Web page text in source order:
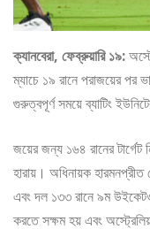
ক্যানবেরা, ফেব্রুয়ারি ১৯:
ম্যাচে ১৯ রানে পরাজয়ের পর
গুরুত্বপূর্ণ সময়ে ব্যাটিং
জয়ের জন্য ১৬৪ রানের টার্গেট
হারায়। অধিনায়ক
এবং দল ১৩৩ রানে ৯ম
করতে সক্ষম হয় এবং